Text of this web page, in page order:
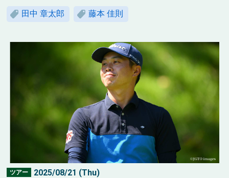
田中 章太郎 藤本 佳則
ツアー
2025/08/21 (Thu)